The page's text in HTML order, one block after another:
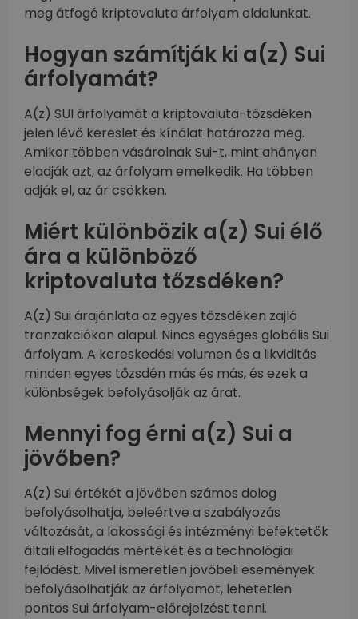
meg átfogó kriptovaluta árfolyam oldalunkat.
Hogyan számítják ki a(z) Sui
árfolyamát?
A(z) SUI árfolyamát a kriptovaluta-tőzsdéken
jelen lévő kereslet és kínálat határozza meg.
Amikor többen vásárolnak Sui-t, mint ahányan
eladják azt, az árfolyam emelkedik. Ha többen
adják el, az ár csökken.
Miért különbözik a(z) Sui élő
ára a különböző
kriptovaluta tőzsdéken?
A(z) Sui árajánlata az egyes tőzsdéken zajló
tranzakciókon alapul. Nincs egységes globális Sui
árfolyam. A kereskedési volumen és a likviditás
minden egyes tőzsdén más és más, és ezek a
különbségek befolyásolják az árat.
Mennyi fog érni a(z) Sui a
jövőben?
A(z) Sui értékét a jövőben számos dolog
befolyásolhatja, beleértve a szabályozás
változását, a lakossági és intézményi befektetők
általi elfogadás mértékét és a technológiai
fejlődést. Mivel ismeretlen jövőbeli események
befolyásolhatják az árfolyamot, lehetetlen
pontos Sui árfolyam-előrejelzést tenni.